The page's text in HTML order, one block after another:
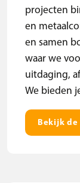
projecten
en
en samen
waar we
uitdaging,
We bieden
Bekijk